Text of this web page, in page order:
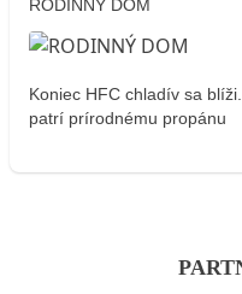
RODINNÝ DOM
Koniec HFC chladív sa
patrí prírodnému propánu